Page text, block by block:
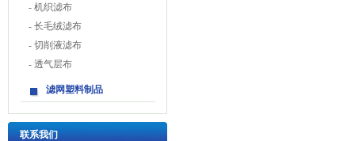
- 机织滤布
- 长毛绒滤布
- 切削液滤布
- 透气层布
滤网塑料制品
联系我们